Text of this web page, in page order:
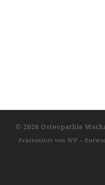
© 2026 Osteopathie
Präsentiert von WP –